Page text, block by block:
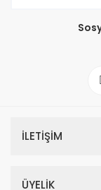
İLETİŞİM
ÜYELİK